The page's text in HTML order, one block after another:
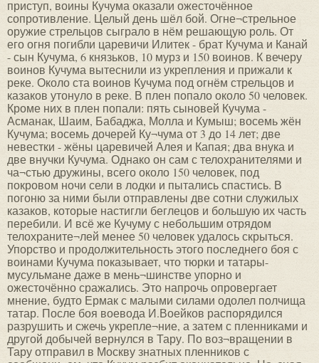
приступ, воины Кучума оказали ожесточённое
сопротивление. Целый день шёл бой. Огне¬стрельное
оружие стрельцов сыграло в нём решающую роль. От
его огня погибли царевичи Илитек - брат Кучума и Канай
- сын Кучума, 6 князьков, 10 мурз и 150 воинов. К вечеру
воинов Кучума вытеснили из укрепления и прижали к
реке. Около ста воинов Кучума под огнём стрельцов и
казаков утонуло в реке. В плен попало около 50 человек.
Кроме них в плен попали: пять сыновей Кучума -
Асманак, Шаим, Бабаджа, Молла и Кумыш; восемь жён
Кучума; восемь дочерей Ку¬чума от 3 до 14 лет; две
невестки - жёны царевичей Алея и Капая; два внука и
две внучки Кучума. Однако он сам с телохранителями и
ча¬стью дружины, всего около 150 человек, под
покровом ночи сели в лодки и пытались спастись. В
погоню за ними были отправлены две сотни служилых
казаков, которые настигли беглецов и большую их часть
перебили. И всё же Кучуму с небольшим отрядом
телохраните¬лей менее 50 человек удалось скрыться.
Упорство и продолжительность этого последнего боя с
воинами Кучума показывает, что тюрки и татары-
мусульмане даже в мень¬шинстве упорно и
ожесточённо сражались. Это напрочь опровергает
мнение, будто Ермак с малыми силами одолел полчища
татар. После боя воевода И.Воейков распорядился
разрушить и сжечь укрепле¬ние, а затем с пленниками и
другой добычей вернулся в Тару. По воз¬вращении в
Тару отправил в Москву знатных пленников с